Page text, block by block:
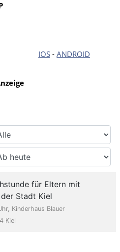
IOS - ANDROID